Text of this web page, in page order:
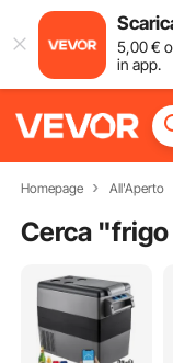
5,00€
in app.
Homepage All'Aperto
Cerca "frigo